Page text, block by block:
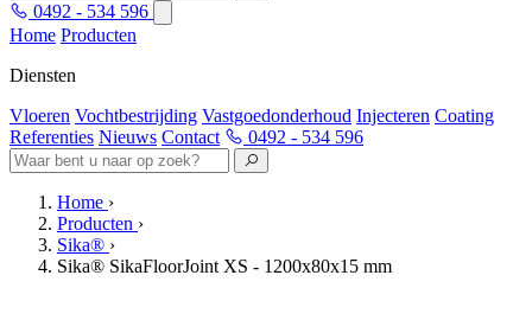
0492 - 534 596
Home Producten
Diensten
Vloeren Vochtbestrijding Vastgoedonderhoud Injecteren Coating
Referenties Nieuws Contact 0492 - 534 596
Home ›
Producten ›
Sika® ›
Sika® SikaFloorJoint XS - 1200x80x15 mm